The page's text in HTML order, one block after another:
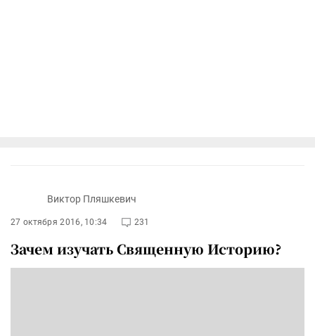
Виктор Пляшкевич
27 октября 2016, 10:34 231
Зачем изучать Священную Историю?